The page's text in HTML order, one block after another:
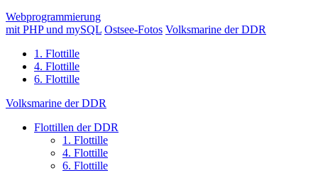
Webprogrammierung
mit PHP und mySQL Ostsee-Fotos Volksmarine der DDR
1. Flottille
4. Flottille
6. Flottille
Volksmarine der DDR
Flottillen der DDR
1. Flottille
4. Flottille
6. Flottille